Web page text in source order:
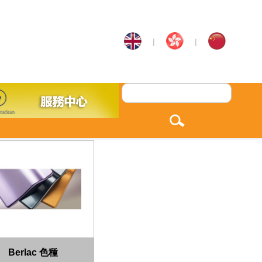
| |
Berlac 色種